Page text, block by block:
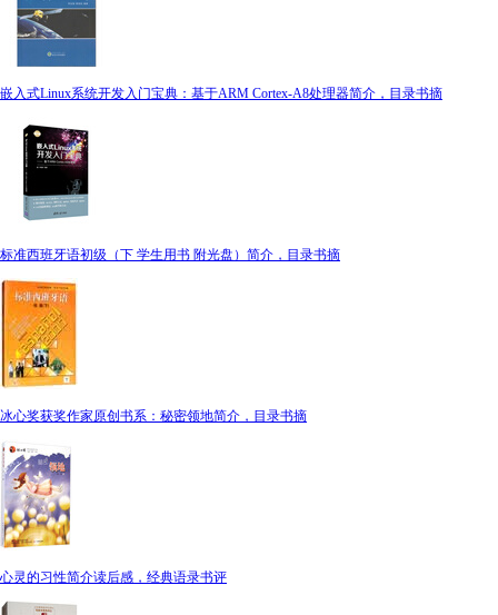
嵌入式Linux系统开发入门宝典：基于ARM Cortex-A8处理器简介，目录书摘
标准西班牙语初级（下 学生用书 附光盘）简介，目录书摘
冰心奖获奖作家原创书系：秘密领地简介，目录书摘
心灵的习性简介读后感，经典语录书评